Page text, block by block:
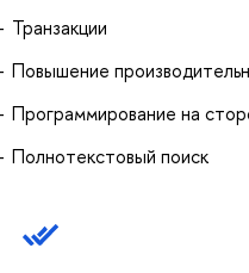
Транзакции
Повышение
Программирование на
Полнотекстовый поиск